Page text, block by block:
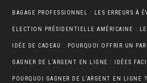
POURQUOI GAGNER DE L’ARGENT EN LIGNE ?